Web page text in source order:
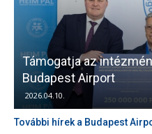
Támogatja az
Budapest Airport
2026.04.10.
További hírek a Budapest